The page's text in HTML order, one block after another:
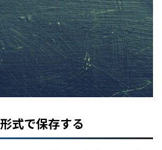
式で保存する